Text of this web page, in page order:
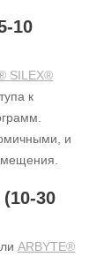
10
SILEX®
к
и
30
ARBYTE®